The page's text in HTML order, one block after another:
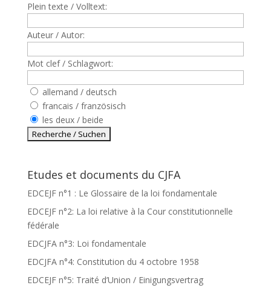
Plein texte / Volltext:
Auteur / Autor:
Mot clef / Schlagwort:
allemand / deutsch
francais / französisch
les deux / beide
Etudes et documents du CJFA
EDCEJF n°1 : Le Glossaire de la loi fondamentale
EDCEJF n°2: La loi relative à la Cour constitutionnelle
fédérale
EDCJFA n°3: Loi fondamentale
EDCJFA n°4: Constitution du 4 octobre 1958
EDCEJF n°5: Traité d’Union / Einigungsvertrag